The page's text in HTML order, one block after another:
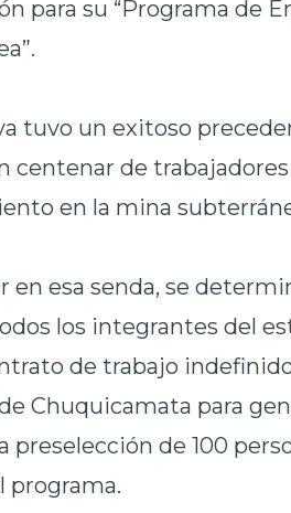
para su “Programa de
tuvo un exitoso
centenar de
en la mina
en esa senda, se
los integrantes del
de trabajo
Chuquicamata para
preselección de 100
programa.